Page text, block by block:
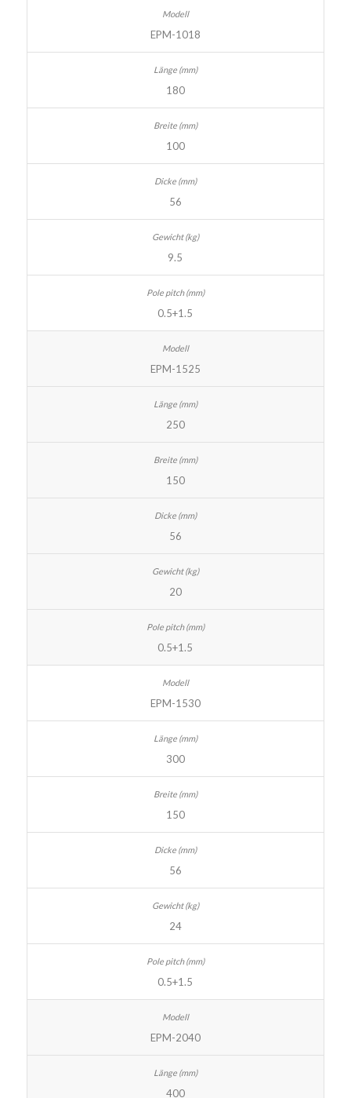
EPM-1018
180
100
56
9.5
0.5+1.5
EPM-1525
250
150
56
20
0.5+1.5
EPM-1530
300
150
56
24
0.5+1.5
EPM-2040
400